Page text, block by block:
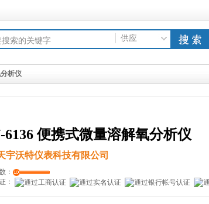
供应
析仪
6136 便携式微量溶解氧分析仪
宇沃特仪表科技有限公司
：
：